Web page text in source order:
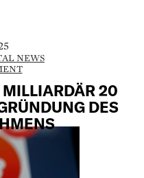
NEWS
MILLIARDÄR 20
DES